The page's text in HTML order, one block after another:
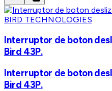
BIRD TECHNOLOGIES
Interruptor de boton
Bird 43P.
Interruptor de boton
Bird 43P.